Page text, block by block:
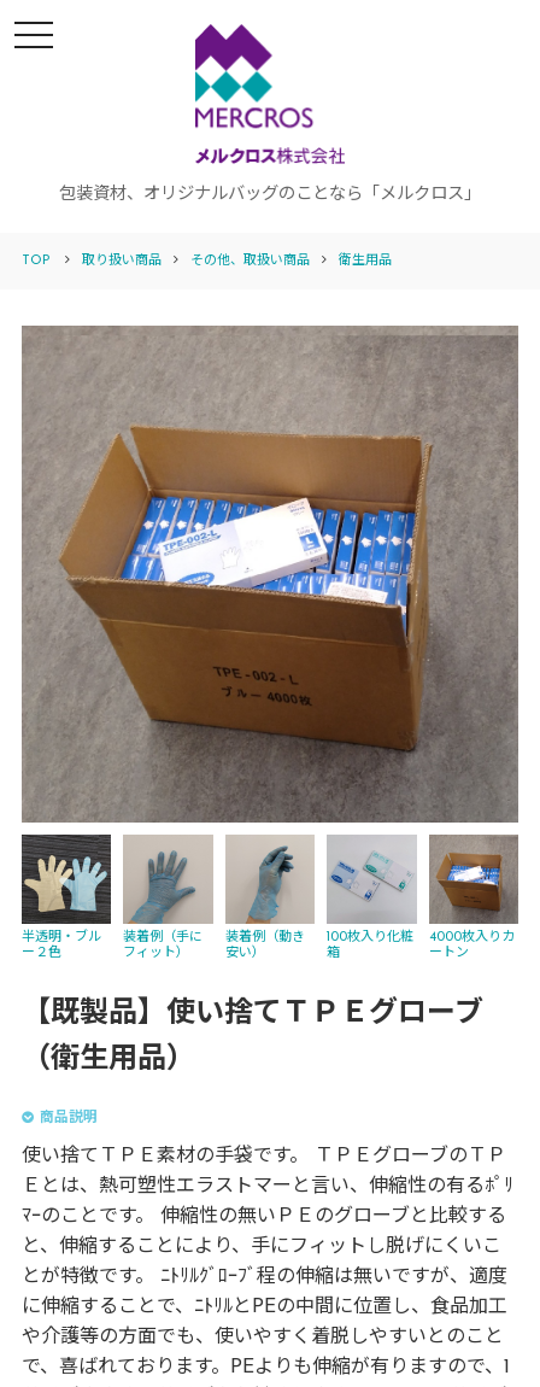
t
o
i
包装資材、オリジナルバッグのことなら「メルクロス」
TOP 取り扱い商品 その他、取扱い商品 衛生用品
半透明・ブル
ー２色
装着例（手に
フィット）
装着例（動き
安い）
100枚入り化粧
箱
4000枚入りカ
ートン
【既製品】使い捨てＴＰＥグローブ
（衛生用品）
商品説明
使い捨てＴＰＥ素材の手袋です。 ＴＰＥグローブのＴＰ
Ｅとは、熱可塑性エラストマーと言い、伸縮性の有るﾎﾟﾘ
ﾏｰのことです。 伸縮性の無いＰＥのグローブと比較する
と、伸縮することにより、手にフィットし脱げにくいこ
とが特徴です。 ﾆﾄﾘﾙｸﾞﾛｰﾌﾞ程の伸縮は無いですが、適度
に伸縮することで、ﾆﾄﾘﾙとPEの中間に位置し、食品加工
や介護等の方面でも、使いやすく着脱しやすいとのこと
で、喜ばれております。PEよりも伸縮が有りますので、1